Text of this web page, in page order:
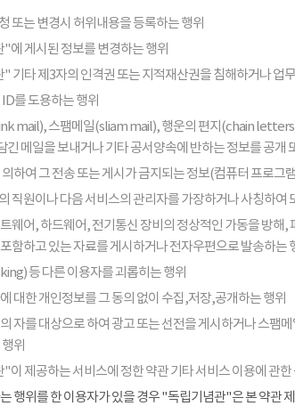
또는 변경시 허위내용을 등록하는 행위
에 게시된 정보를 변경하는 행위
기타 제3자의 인격권 또는 지적재산권을 침해하거나 업
를 도용하는 행위
mail), 스팸메일(sliam mail), 행운의 편지(chain
긴 메일을 보내거나 기타 공서양속에 반하는 정보를 공개
하여 그 전송 또는 게시가 금지되는 정보(컴퓨터 프로그
직원이나 다음 서비스의 관리자를 가장하거나 사칭하여
웨어, 하드웨어, 전기통신 장비의 정상적인 가동을 방해
함하고 있는 자료를 게시하거나 전자우편으로 발송하는
등 다른 이용자를 괴롭히는 행위
대한 개인정보를 그 동의 없이 수집,저장,공개하는 행위
자를 대상으로 하여 광고 또는 선전을 게시하거나 스팸
위
이 제공하는 서비스에 정한 약관 기타 서비스 이용에 관한
행위를 한 이용자가 있을 경우 "독립기념관"은 본 약관